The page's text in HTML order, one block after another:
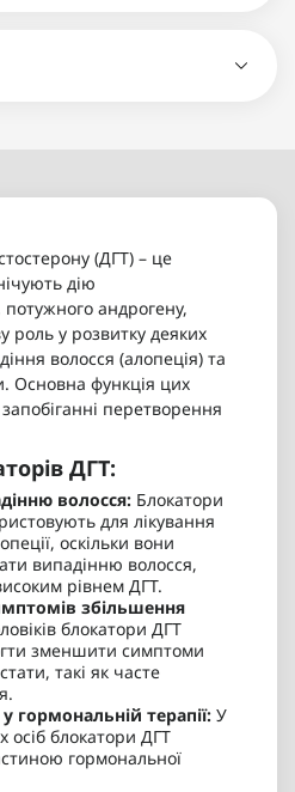
ДГТ 60 капсул - 2
(ДГТ) – це
дію
потужного андрогену,
роль у розвитку деяких
волосся (алопеція) та
Основна функція цих
перетворення
ДГТ:
волосся: Блокатори
для лікування
оскільки вони
випадінню волосся,
рівнем ДГТ.
збільшення
блокатори ДГТ
зменшити симптоми
такі як часте
гормональній терапії: У
осіб блокатори ДГТ
гормональної